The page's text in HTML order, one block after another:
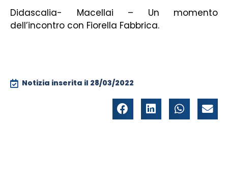
Didascalia- Macellai – Un momento
dell’incontro con Fiorella Fabbrica.
Notizia inserita il 28/03/2022